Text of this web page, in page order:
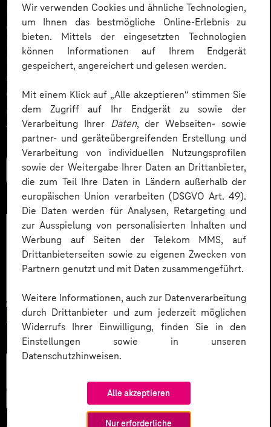
Wir verwenden Cookies und ähnliche Technologien,
um Ihnen das bestmögliche Online-Erlebnis zu
bieten. Mittels der eingesetzten Technologien
können Informationen auf Ihrem Endgerät
gespeichert, angereichert und gelesen werden.
Mit einem Klick auf „Alle akzeptieren“ stimmen Sie
dem Zugriff auf Ihr Endgerät zu sowie der
Verarbeitung Ihrer Daten, der Webseiten- sowie
partner- und geräteübergreifenden Erstellung und
Verarbeitung von individuellen Nutzungsprofilen
sowie der Weitergabe Ihrer Daten an Drittanbieter,
die zum Teil Ihre Daten in Ländern außerhalb der
europäischen Union verarbeiten (DSGVO Art. 49).
Die Daten werden für Analysen, Retargeting und
zur Ausspielung von personalisierten Inhalten und
Werbung auf Seiten der Telekom MMS, auf
Drittanbieterseiten sowie zu eigenen Zwecken von
Partnern genutzt und mit Daten zusammengeführt.
Weitere Informationen, auch zur Datenverarbeitung
durch Drittanbieter und zum jederzeit möglichen
Widerrufs Ihrer Einwilligung, finden Sie in den
Einstellungen sowie in unseren
Datenschutzhinweisen.
Alle akzeptieren
Nur erforderliche
KI‑Agenten im HR sind mehr als Chatbots: Sie
orchestrieren Prozesse entlang der gesamten
Employee Journey und schaffen messbaren Business
Impact. Der Beitrag zeigt konkrete Use Cases,
relevante KPIs für den Mittelstand sowie
Governance‑Leitplanken zu EU AI Act und DSGVO –
und liefert ein praxisnahes Priorisierungsframework
für HR‑Entscheider*innen.
Mehr lesen
Künstliche